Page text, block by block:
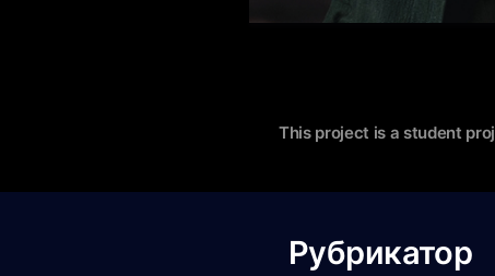
This project is a student
Рубрикатор